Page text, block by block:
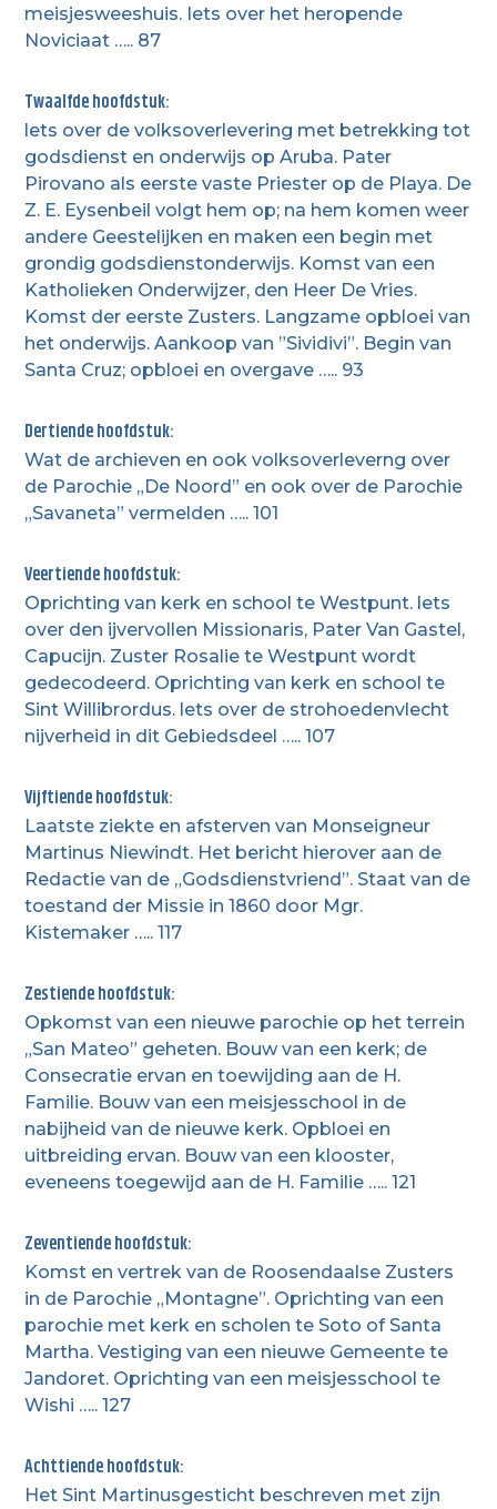
meisjesweeshuis. Iets over het heropende
Noviciaat ….. 87
Twaalfde hoofdstuk:
lets over de volksoverlevering met betrekking tot
godsdienst en onderwijs op Aruba. Pater
Pirovano als eerste vaste Priester op de Playa. De
Z. E. Eysenbeil volgt hem op; na hem komen weer
andere Geestelijken en maken een begin met
grondig godsdienstonderwijs. Komst van een
Katholieken Onderwijzer, den Heer De Vries.
Komst der eerste Zusters. Langzame opbloei van
het onderwijs. Aankoop van ”Sividivi”. Begin van
Santa Cruz; opbloei en overgave ….. 93
Dertiende hoofdstuk:
Wat de archieven en ook volksoverleverng over
de Parochie „De Noord” en ook over de Parochie
„Savaneta” vermelden ….. 101
Veertiende hoofdstuk:
Oprichting van kerk en school te Westpunt. lets
over den ijvervollen Missionaris, Pater Van Gastel,
Capucijn. Zuster Rosalie te Westpunt wordt
gedecodeerd. Oprichting van kerk en school te
Sint Willibrordus. lets over de strohoedenvlecht
nijverheid in dit Gebiedsdeel ….. 107
Vijftiende hoofdstuk:
Laatste ziekte en afsterven van Monseigneur
Martinus Niewindt. Het bericht hierover aan de
Redactie van de „Godsdienstvriend”. Staat van de
toestand der Missie in 1860 door Mgr.
Kistemaker ….. 117
Zestiende hoofdstuk:
Opkomst van een nieuwe parochie op het terrein
„San Mateo” geheten. Bouw van een kerk; de
Consecratie ervan en toewijding aan de H.
Familie. Bouw van een meisjesschool in de
nabijheid van de nieuwe kerk. Opbloei en
uitbreiding ervan. Bouw van een klooster,
eveneens toegewijd aan de H. Familie ….. 121
Zeventiende hoofdstuk:
Komst en vertrek van de Roosendaalse Zusters
in de Parochie „Montagne”. Oprichting van een
parochie met kerk en scholen te Soto of Santa
Martha. Vestiging van een nieuwe Gemeente te
Jandoret. Oprichting van een meisjesschool te
Wishi ….. 127
Achttiende hoofdstuk:
Het Sint Martinusgesticht beschreven met zijn